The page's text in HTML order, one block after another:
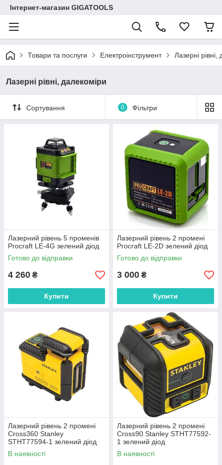
Інтернет-магазин GIGATOOLS
Товари та послуги Електроінструмент Лазерні
Лазерні рівні, далекоміри
Сортування 0 Фільтри
Лазерний рівень 5 променів
Procraft LE-4G зелений діод
Готово до відправки
4 260 ₴
Купити
Лазерний рівень 2 промені
Procraft LE-2D зелений діод
Готово до відправки
3 000 ₴
Купити
Лазерний рівень 2 промені
Cross360 Stanley
STHT77594-1 зелений діод
В наявності
Лазерний рівень 2 промені
Cross90 Stanley STHT77592-
1 зелений діод
В наявності